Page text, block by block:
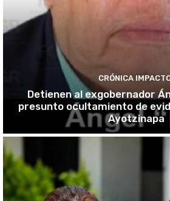
CRÓNICA
Detienen al exgobernador
presunto ocultamiento de
Ayotzinapa